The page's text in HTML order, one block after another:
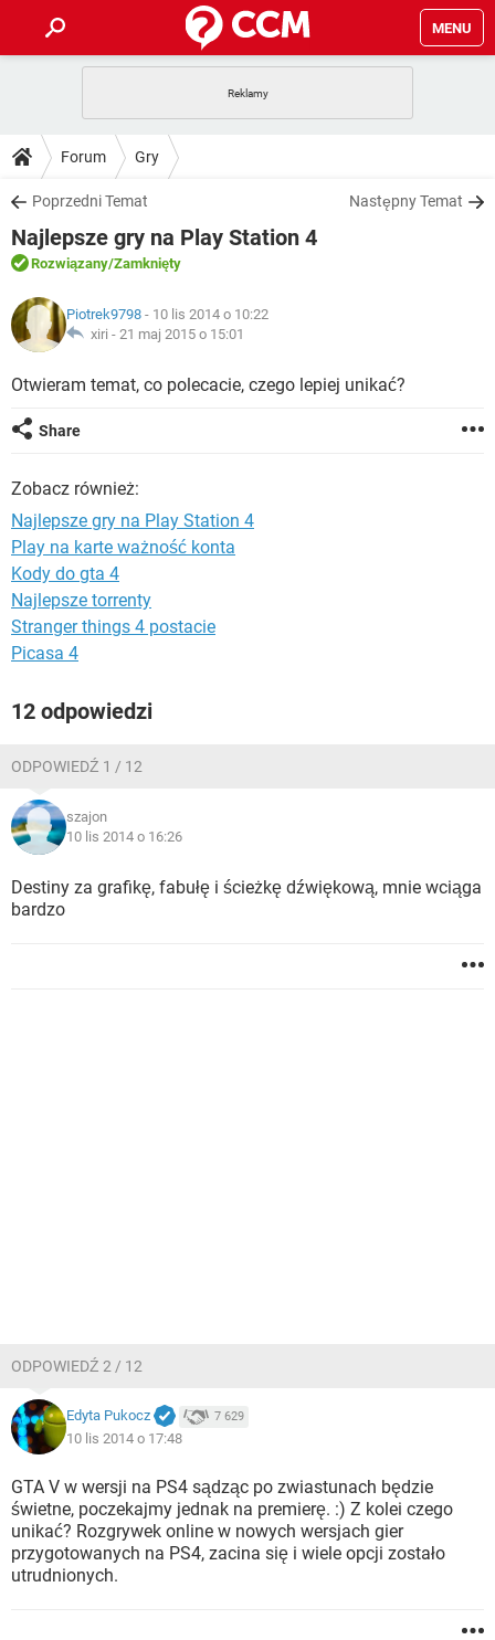
MENU
GRY
SPOTIFY
INSTAGRAM FACEBOOK
WINDOWS 10
PORADY
PlayStation
SPOTIFY
INSTAGRAM
WINDOWS 10
DO POBRANIA
ANDROID TIKTOK
GRY
IOS NETFLIX
INSTAGRAM
WINDOWS 10
FORUM
COVID-19
GRY
ARTYKUŁY
COVID-19
GRY WHATSAPP
SPOTIFY
Forum Gry
Poprzedni Temat Następny Temat
Najlepsze gry na Play Station 4
Rozwiązany/Zamknięty
Piotrek9798 - 10 lis 2014 o 10:22
xiri - 21 maj 2015 o 15:01
Otwieram temat, co polecacie, czego lepiej unikać?
Share
Zobacz również:
Najlepsze gry na Play Station 4
Play na karte ważność konta
Kody do gta 4
Najlepsze torrenty
Stranger things 4 postacie
Picasa 4
12 odpowiedzi
ODPOWIEDŹ 1 / 12
szajon
10 lis 2014 o 16:26
Destiny za grafikę, fabułę i ścieżkę dźwiękową, mnie wciąga
bardzo
ODPOWIEDŹ 2 / 12
Edyta Pukocz 7 629
10 lis 2014 o 17:48
GTA V w wersji na PS4 sądząc po zwiastunach będzie
świetne, poczekajmy jednak na premierę. :) Z kolei czego
unikać? Rozgrywek online w nowych wersjach gier
przygotowanych na PS4, zacina się i wiele opcji zostało
utrudnionych.